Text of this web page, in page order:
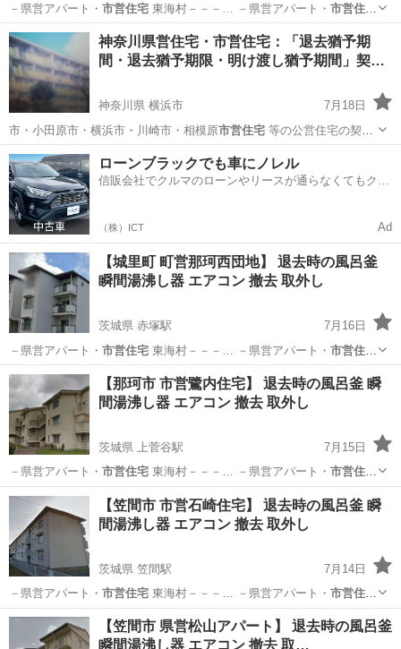
－県営アパート・ 市営住宅東海村－－－… －県営アパート・ 市営住宅
石岡市－－－… 県営アパート・市営住宅かすみがうら… －県営アパ
ート・市営住宅 つくば市－－… －県営アパート・ 市営住宅阿見町－
－－… －県営...
茨城 桜川市 羽黒駅 その他 市営住宅
神奈川県営住宅・市営住宅：「退去猶予期
間・退去猶予期限・明け渡し猶予期間」契
神奈川県 横浜市
7月18日
市・小田原市・横浜市・川崎市・相模原市営住宅等の公営住宅の契約
者（名義人…
神奈川 横浜市 リサイクルショップ
ローンブラックでも車にノレル
信販会社でクルマのローンやリースが通らなくてもクル
（株）ICT Ad
【城里町 町営那珂西団地】 退去時の風呂釜
瞬間湯沸し器 エアコン 撤去 取外し
茨城県 赤塚駅
7月16日
－県営アパート・ 市営住宅東海村－－－… －県営アパート・ 市営住宅
石岡市－－－… 県営アパート・市営住宅かすみがうら… －県営アパ
ート・市営住宅 つくば市－－… －県営アパート・市営住宅阿見町－
－－… －県営...
茨城 東茨城郡 赤塚駅 その他 市営住宅
【那珂市 市営鷺内住宅】 退去時の風呂釜 瞬
間湯沸し器 エアコン 撤去 取外し
茨城県 上菅谷駅
7月15日
－県営アパート・ 市営住宅東海村－－－… －県営アパート・ 市営住宅
石岡市－－－… 県営アパート・市営住宅かすみがうら… －県営アパ
ート・市営住宅 つくば市－－… －県営アパート・市営住宅阿見町－
－－… －県営...
茨城 那珂市 上菅谷駅 その他 市営住宅
【笠間市 市営石崎住宅】 退去時の風呂釜 瞬
間湯沸し器 エアコン 撤去 取外し
茨城県 笠間駅
7月14日
－県営アパート・ 市営住宅東海村－－－… －県営アパート・ 市営住宅
石岡市－－－… 県営アパート・市営住宅かすみがうら… －県営アパ
市営住宅 つくば市－－… －県営アパート・ 市営住宅阿見町－
茨城 笠間市 笠間駅 その他 市営住宅
【笠間市 県営松山アパート】 退去時の風呂釜
瞬間湯沸し器 エアコン 撤去 取…